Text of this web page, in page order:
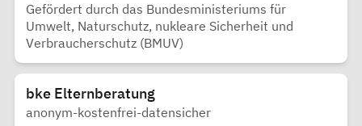
Gefördert durch das Bundesministeriums für
Umwelt, Naturschutz, nukleare Sicherheit und
Verbraucherschutz (BMUV)
bke Elternberatung
anonym-kostenfrei-datensicher